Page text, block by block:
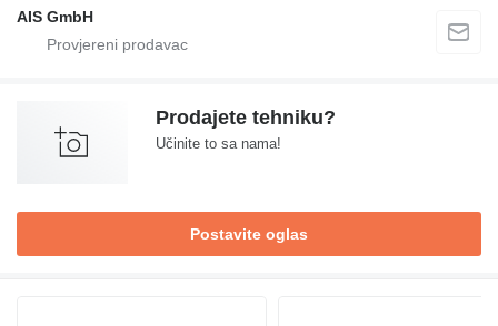
AIS GmbH
Prodajete tehniku?
Učinite to sa nama!
Postavite oglas